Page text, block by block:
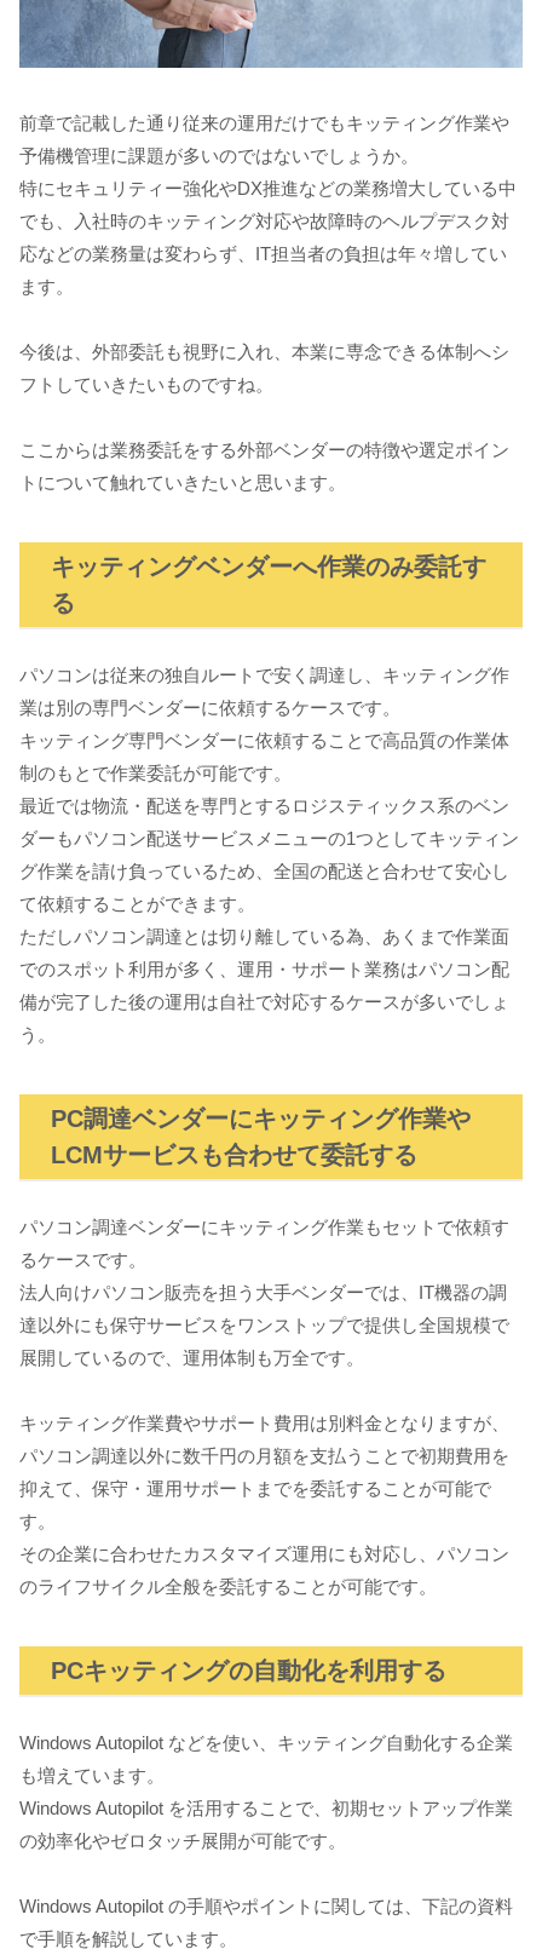
前章で記載した通り従来の運用だけでもキッティング作業や
予備機管理に課題が多いのではないでしょうか。
特にセキュリティー強化やDX推進などの業務増大している中
でも、入社時のキッティング対応や故障時のヘルプデスク対
応などの業務量は変わらず、IT担当者の負担は年々増してい
ます。
今後は、外部委託も視野に入れ、本業に専念できる体制へシ
フトしていきたいものですね。
ここからは業務委託をする外部ベンダーの特徴や選定ポイン
トについて触れていきたいと思います。
キッティングベンダーへ作業のみ委託す
る
パソコンは従来の独自ルートで安く調達し、キッティング作
業は別の専門ベンダーに依頼するケースです。
キッティング専門ベンダーに依頼することで高品質の作業体
制のもとで作業委託が可能です。
最近では物流・配送を専門とするロジスティックス系のベン
ダーもパソコン配送サービスメニューの1つとしてキッティン
グ作業を請け負っているため、全国の配送と合わせて安心し
て依頼することができます。
ただしパソコン調達とは切り離している為、あくまで作業面
でのスポット利用が多く、運用・サポート業務はパソコン配
備が完了した後の運用は自社で対応するケースが多いでしょ
う。
PC調達ベンダーにキッティング作業や
LCMサービスも合わせて委託する
パソコン調達ベンダーにキッティング作業もセットで依頼す
るケースです。
法人向けパソコン販売を担う大手ベンダーでは、IT機器の調
達以外にも保守サービスをワンストップで提供し全国規模で
展開しているので、運用体制も万全です。
キッティング作業費やサポート費用は別料金となりますが、
パソコン調達以外に数千円の月額を支払うことで初期費用を
抑えて、保守・運用サポートまでを委託することが可能で
す。
その企業に合わせたカスタマイズ運用にも対応し、パソコン
のライフサイクル全般を委託することが可能です。
PCキッティングの自動化を利用する
Windows Autopilot などを使い、キッティング自動化する企業
も増えています。
Windows Autopilot を活用することで、初期セットアップ作業
の効率化やゼロタッチ展開が可能です。
Windows Autopilot の手順やポイントに関しては、下記の資料
で手順を解説しています。